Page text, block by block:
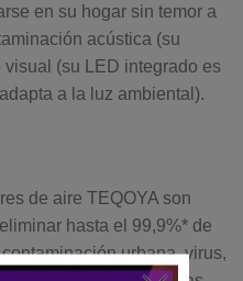
en su hogar sin temor a
acústica (su
(su LED integrado es
a la luz ambiental).
de aire TEQOYA son
hasta el 99,9%* de
urbana, virus,